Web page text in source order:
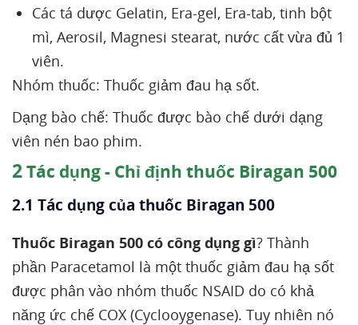
Các tá dược Gelatin, Era-gel, Era-tab, tinh bột
mì, Aerosil, Magnesi stearat, nước cất vừa đủ 1
viên.
Nhóm thuốc: Thuốc giảm đau hạ sốt.
Dạng bào chế: Thuốc được bào chế dưới dạng
viên nén bao phim.
2Tác dụng - Chỉ định thuốc Biragan 500
2.1 Tác dụng của thuốc Biragan 500
Thuốc Biragan 500 có công dụng gì? Thành
phần Paracetamol là một thuốc giảm đau hạ sốt
được phân vào nhóm thuốc NSAID do có khả
năng ức chế COX (Cyclooygenase). Tuy nhiên nó